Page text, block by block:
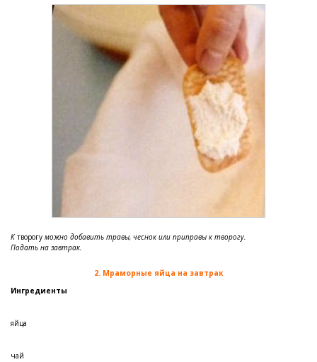
Ктворогу можно добавить травы, чеснок или приправы к творогу.
Подать на завтрак.
2. Мраморные яйца на завтрак
Ингредиенты
яйца
чай